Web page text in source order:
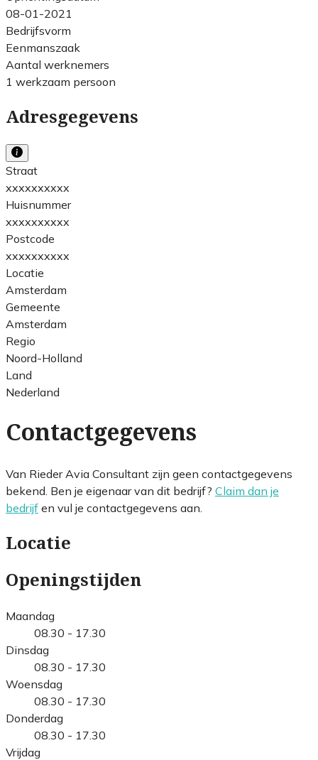
08-01-2021
Bedrijfsvorm
Eenmanszaak
Aantal werknemers
1 werkzaam persoon
Adresgegevens
Straat
xxxxxxxxxx
Huisnummer
xxxxxxxxxx
Postcode
xxxxxxxxxx
Locatie
Amsterdam
Gemeente
Amsterdam
Regio
Noord-Holland
Land
Nederland
Contactgegevens
Van Rieder Avia Consultant zijn geen contactgegevens
bekend. Ben je eigenaar van dit bedrijf? Claim dan je
bedrijf en vul je contactgegevens aan.
Locatie
Openingstijden
Maandag
08.30 - 17.30
Dinsdag
08.30 - 17.30
Woensdag
08.30 - 17.30
Donderdag
08.30 - 17.30
Vrijdag